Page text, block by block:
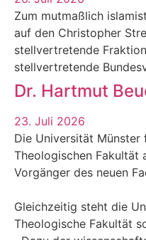
Zum mutmaßlich
auf den Christopher
stellvertretende
stellvertretende
Dr. Hartmut
23. Juli 2026
Die Universität
Theologischen Fakultät
Vorgänger des neuen
Gleichzeitig steht die
Theologische Fakultät